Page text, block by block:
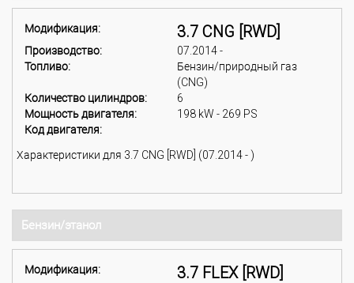
Модификация: 3.7 CNG [RWD]
Производство:
07.2014 -
Топливо:
Бензин/природный газ
(CNG)
Количество цилиндров:
6
Мощность двигателя:
198 kW - 269 PS
Код двигателя:
Характеристики для 3.7 CNG [RWD] (07.2014 - )
Бензин/этанол
Модификация: 3.7 FLEX [RWD]